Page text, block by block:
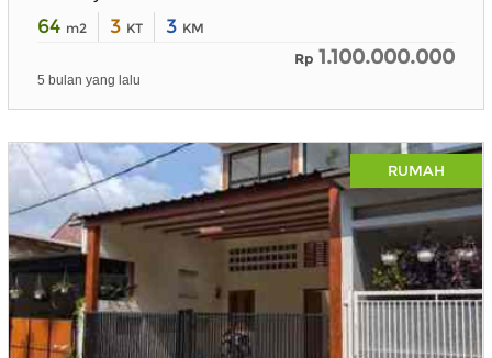
64 m2 3 KT 3 KM
Rp 1.100.000.000
5 bulan yang lalu
RUMAH